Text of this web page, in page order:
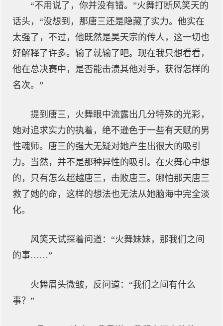
“不用说了，你并没有错。”火舞打断风笑天的
话头，“没想到，那唐三还是隐藏了实力。他实在
太强了，不过，他既然是昊天宗的传人，这一切也
好解释了许多。输了就输了吧。现在我只想看看，
他在总决赛中，是否能击溃其他对手，获得怎样的
名次。”
提到唐三，火舞眼中流露出几分特殊的光彩，
她对追求实力的执着，绝不逊色于一些有天赋的男
性魂师。唐三的强大无疑对她产生出很大的吸引
力。当然，并不是那种异性的吸引。在火舞心中想
的，只有怎么超越唐三，击败唐三。哪怕那天唐三
救了她的命，这样的想法也无法从她脑海中完全淡
化。
风笑天试探着问道：“火舞妹妹，那我们之间
的事……”
火舞眉头微皱，反问道：“我们之间有什么
事？”